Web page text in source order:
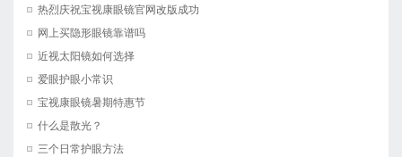
热烈庆祝宝视康眼镜官网改版成功
网上买隐形眼镜靠谱吗
近视太阳镜如何选择
爱眼护眼小常识
宝视康眼镜暑期特惠节
什么是散光？
三个日常护眼方法